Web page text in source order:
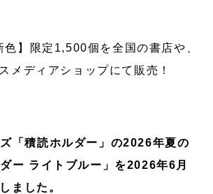
色】限定1,500個を全国の書店や、
メディアショップにて販売！
「積読ホルダー」の2026年夏の
ー ライトブルー」を2026年6月
ました。